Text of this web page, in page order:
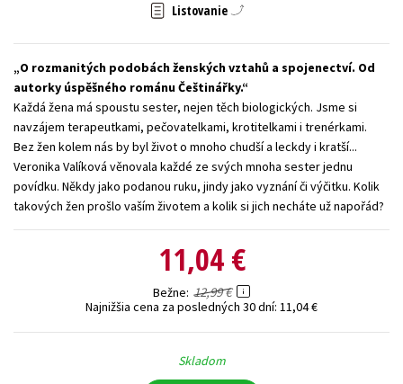
Zdravie a životný štýl
Všetky tituly
Listovanie
O rozmanitých podobách ženských vztahů a spojenectví. Od
autorky úspěšného románu Češtinářky.
Každá žena má spoustu sester, nejen těch biologických. Jsme si
navzájem terapeutkami, pečovatelkami, krotitelkami i trenérkami.
Bez žen kolem nás by byl život o mnoho chudší a leckdy i kratší...
Veronika Valíková věnovala každé ze svých mnoha sester jednu
povídku. Někdy jako podanou ruku, jindy jako vyznání či výčitku. Kolik
takových žen prošlo vaším životem a kolik si jich necháte už napořád?
11,04 €
Bežne 12,99 €
Najnižšia cena za posledných 30 dní: 11,04 €
Skladom